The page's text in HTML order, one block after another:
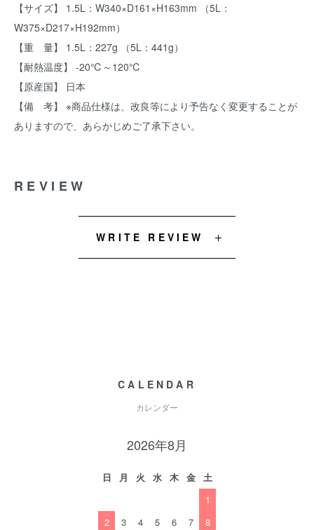
【サイズ】 1.5L：W340×D161×H163mm （5L：
W375×D217×H192mm）
【重 量】 1.5L：227g （5L：441g）
【耐熱温度】 -20℃～120℃
【原産国】 日本
【備 考】 ※商品仕様は、改良等により予告なく変更することが
ありますので、あらかじめご了承下さい。
REVIEW
WRITE REVIEW
CALENDAR
カレンダー
2026年8月
日 月 火 水 木 金
土
1
2
3 4 5 6 7
8